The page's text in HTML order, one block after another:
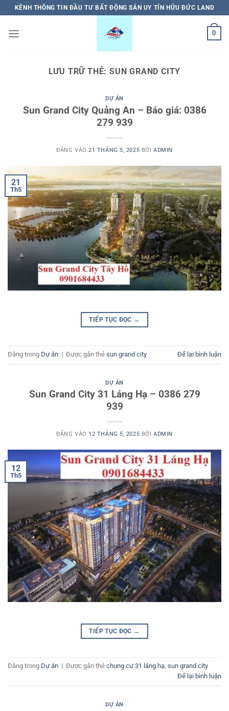
qua
nội
KÊNH THÔNG TIN ĐẦU TƯ BẤT ĐỘNG SẢN UY TÍN HỮU ĐỨC LAND
0
LƯU TRỮ THẺ:SUN GRAND CITY
DỰ ÁN
Sun Grand City Quảng An – Báo giá: 0386
279 939
ĐĂNG VÀO21 THÁNG 5, 2025 BỞI ADMIN
21
Th5
TIẾP TỤC ĐỌC →
Đăng trong Dự án | Được gắn thẻ sun grand city Để lại bình luận
DỰ ÁN
Sun Grand City 31 Láng Hạ – 0386 279
939
ĐĂNG VÀO 12 THÁNG 5, 2025 BỞI ADMIN
12
Th5
TIẾP TỤC ĐỌC →
Đăng trong Dự án | Được gắn thẻ chung cư 31 láng hạ, sun grand city
Để lại bình luận
DỰ ÁN